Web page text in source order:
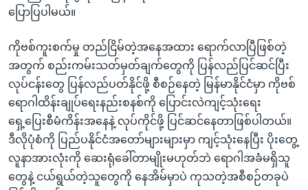
ပြောပြပါမယ်။
ကိုဗစ်ကူးစက်မှု တည်ငြိမ်တဲ့အနေအထား ရောက်လာပြီဖြစ်တဲ့
အတွက် စည်းကမ်းသတ်မှတ်ချက်တွေကို ပြန်လည်ပြင်ဆင်ပြီး
လုပ်ငန်းတွေ ပြန်လည်ပတ်နိုင်ဖို့ စီစဉ်နေတဲ့ မြန်မာနိုင်ငံမှာ ကိုဗစ်
ရောဂါထိန်းချုပ်ရေးနည်းစနစ်ကို ပြောင်းလဲကျင့်သုံးရေး
ရှေ့ပြေးစီမံကိန်းအနေနဲ့ လုပ်ကိုင်ဖို့ ပြင်ဆင်နေတာဖြစ်ပါတယ်။
ဒီလိုပုံစံကို ပြည်ပနိုင်ငံအတော်များများမှာ ကျင့်သုံးနေပြီး ပိုးတွေ့
လူနာအားလုံးကို ဆေးရုံခေါ်တာမျိုးမဟုတ်ဘဲ ရောဂါအခံမရှိသူ
တွေနဲ့ ငယ်ရွယ်တဲ့သူတွေကို နေအိမ်မှာပဲ ကုသတဲ့အစီစဉ်တခုပဲ